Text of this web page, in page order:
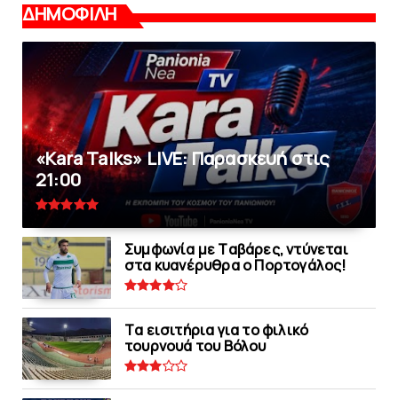
ΔΗΜΟΦΙΛΗ
«Kara Talks» LIVE: Παρασκευή στις
21:00
Συμφωνία με Tαβάρες, ντύνεται
στα κυανέρυθρα ο Πορτογάλος!
Tα εισιτήρια για το φιλικό
τουρνουά του Bόλου